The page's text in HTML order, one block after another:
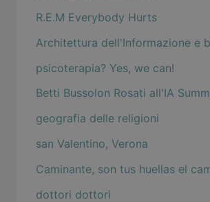
R.E.M Everybody Hurts
Architettura dell'Informazione e
psicoterapia? Yes, we can!
Betti Bussolon Rosati all'IA
geografia delle religioni
san Valentino, Verona
Caminante, son tus huellas el
dottori dottori